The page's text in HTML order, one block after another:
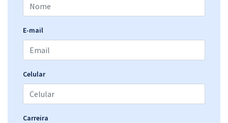
E-mail
Celular
Carreira